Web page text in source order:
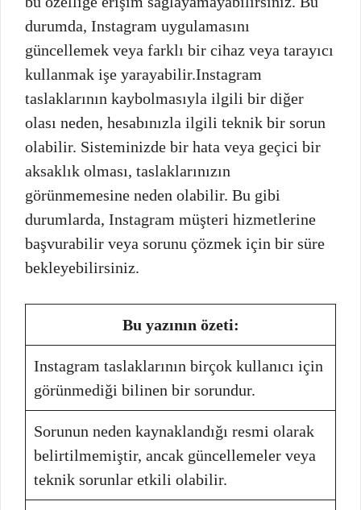
durumda, Instagram uygulamasını
güncellemek veya farklı bir cihaz veya tarayıcı
kullanmak işe yarayabilir.Instagram
taslaklarının kaybolmasıyla ilgili bir diğer
olası neden, hesabınızla ilgili teknik bir sorun
olabilir. Sisteminizde bir hata veya geçici bir
aksaklık olması, taslaklarınızın
görünmemesine neden olabilir. Bu gibi
durumlarda, Instagram müşteri hizmetlerine
başvurabilir veya sorunu çözmek için bir süre
bekleyebilirsiniz.
Bu yazının özeti:
Instagram taslaklarının birçok kullanıcı için
görünmediği bilinen bir sorundur.
Sorunun neden kaynaklandığı resmi olarak
belirtilmemiştir, ancak güncellemeler veya
teknik sorunlar etkili olabilir.